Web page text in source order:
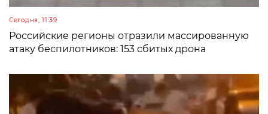
Сегодня, 11:39
Российские регионы отразили массированную
атаку беспилотников: 153 сбитых дрона